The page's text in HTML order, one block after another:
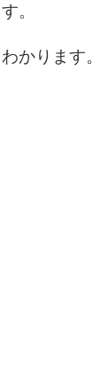
。
かります。